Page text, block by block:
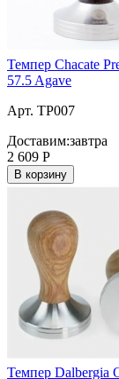
Темпер Chacate
57.5 Agave
Арт. TP007
Доставим:завтра
2 609 Р
В корзину
Темпер Dalbergia